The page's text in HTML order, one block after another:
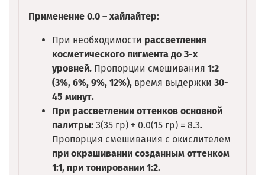
Применение 0.0 – хайлайтер:
При необходимости рассветления
косметического пигмента до 3-х
уровней. Пропорции смешивания 1:2
(3%, 6%, 9%, 12%), время выдержки 30-
45 минут.
При рассветлении оттенков основной
палитры: 3(35 гр) + 0.0(15 гр) = 8.3.
Пропорция смешивания с окислителем
при окрашивании созданным оттенком
1:1, при тонировании 1:2.